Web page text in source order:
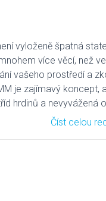
vyloženě špatná
více věcí, než
vašeho prostředí a
je zajímavý koncept,
hrdinů a nevyvážená
Číst celou